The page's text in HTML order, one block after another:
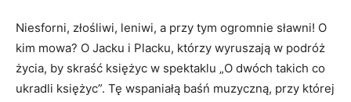
Niesforni, złośliwi, leniwi, a przy tym ogromnie sławni! O
kim mowa? O Jacku i Placku, którzy wyruszają w podróż
życia, by skraść księżyc w spektaklu „O dwóch takich co
ukradli księżyc”. Tę wspaniałą baśń muzyczną, przy której